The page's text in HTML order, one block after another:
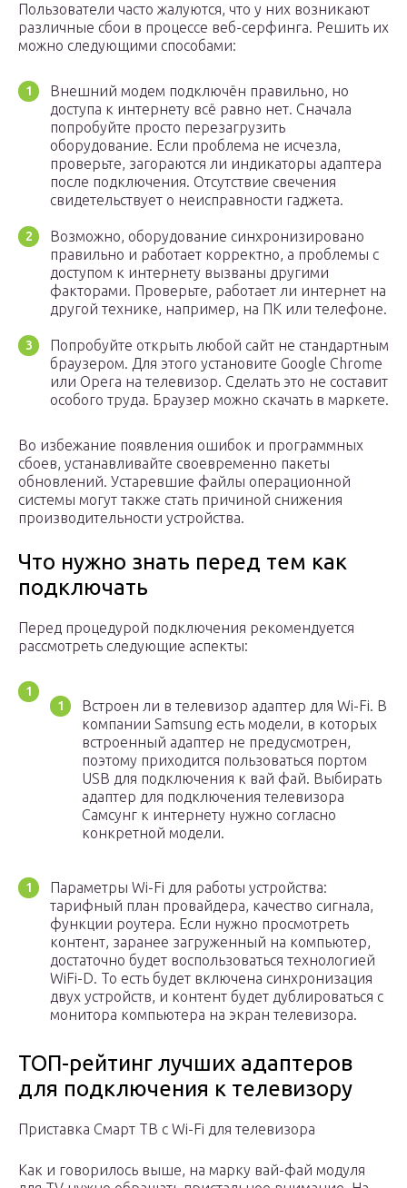
Пользователи часто жалуются, что у них возникают
различные сбои в процессе веб-серфинга. Решить их
можно следующими способами:
Внешний модем подключён правильно, но
доступа к интернету всё равно нет. Сначала
попробуйте просто перезагрузить
оборудование. Если проблема не исчезла,
проверьте, загораются ли индикаторы адаптера
после подключения. Отсутствие свечения
свидетельствует о неисправности гаджета.
Возможно, оборудование синхронизировано
правильно и работает корректно, а проблемы с
доступом к интернету вызваны другими
факторами. Проверьте, работает ли интернет на
другой технике, например, на ПК или телефоне.
Попробуйте открыть любой сайт не стандартным
браузером. Для этого установите Google Chrome
или Opera на телевизор. Сделать это не составит
особого труда. Браузер можно скачать в маркете.
Во избежание появления ошибок и программных
сбоев, устанавливайте своевременно пакеты
обновлений. Устаревшие файлы операционной
системы могут также стать причиной снижения
производительности устройства.
Что нужно знать перед тем как
подключать
Перед процедурой подключения рекомендуется
рассмотреть следующие аспекты:
Встроен ли в телевизор адаптер для Wi-Fi. В
компании Samsung есть модели, в которых
встроенный адаптер не предусмотрен,
поэтому приходится пользоваться портом
USB для подключения к вай фай. Выбирать
адаптер для подключения телевизора
Самсунг к интернету нужно согласно
конкретной модели.
Параметры Wi-Fi для работы устройства:
тарифный план провайдера, качество сигнала,
функции роутера. Если нужно просмотреть
контент, заранее загруженный на компьютер,
достаточно будет воспользоваться технологией
WiFi-D. То есть будет включена синхронизация
двух устройств, и контент будет дублироваться с
монитора компьютера на экран телевизора.
ТОП-рейтинг лучших адаптеров
для подключения к телевизору
Приставка Смарт ТВ с Wi-Fi для телевизора
Как и говорилось выше, на марку вай-фай модуля